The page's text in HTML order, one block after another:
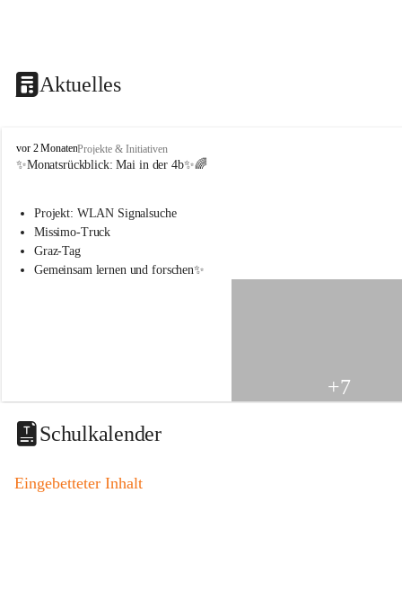
Aktuelles
V
o
s
s
c
i
t
a
o
vor 2 MonatenProjekte & Initiativen
✨Monatsrückblick: Mai in der 4b✨🌈
Projekt: WLAN Signalsuche
Missimo-Truck
Graz-Tag
Gemeinsam lernen und forschen✨
+7
Schulkalender
Eingebetteter Inhalt